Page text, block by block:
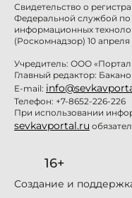
Свидетельство о
Федеральной службой по
информационных
(Роскомнадзор) 10 апреля
Учредитель: ООО «Портал
Главный редактор:
E-mail:
Телефон: +7-8652-226-226
При использовании
sevkavportal.ru
16+
Создание и